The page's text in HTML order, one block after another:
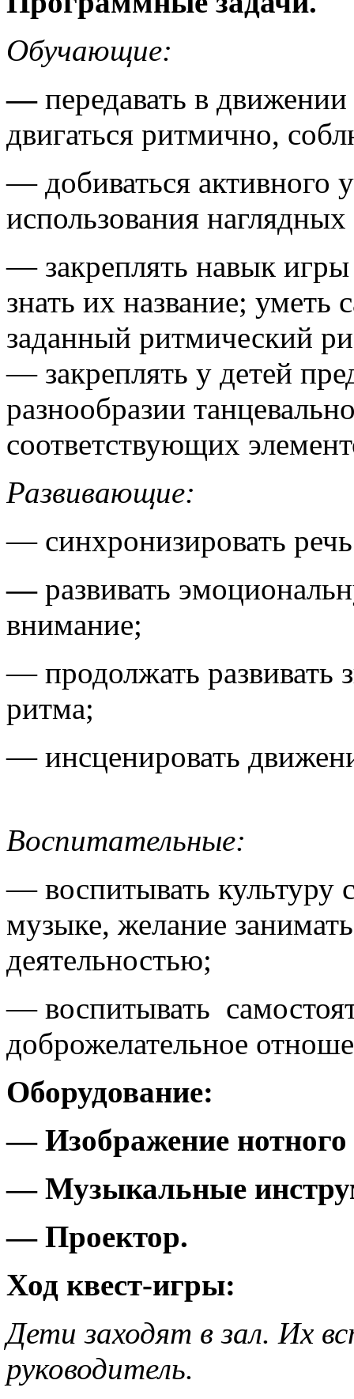
Обучающие:
— передавать в
двигаться ритмично,
— добиваться активного
использования
— закреплять навык
знать их название; уметь
заданный ритмический
— закреплять у детей
разнообразии
соответствующих
Развивающие:
— синхронизировать
— развивать
внимание;
— продолжать развивать
ритма;
— инсценировать
Воспитательные:
— воспитывать культуру
музыке, желание
деятельностью;
— воспитывать
доброжелательное
Оборудование:
— Изображение нотного
— Музыкальные
— Проектор.
Ход квест-игры:
Дети заходят в зал. Их
руководитель.